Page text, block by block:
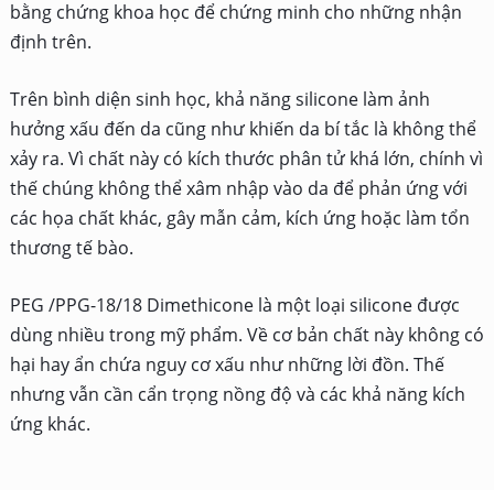
bằng chứng khoa học để chứng minh cho những nhận
định trên.
Trên bình diện sinh học, khả năng silicone làm ảnh
hưởng xấu đến da cũng như khiến da bí tắc là không thể
xảy ra. Vì chất này có kích thước phân tử khá lớn, chính vì
thế chúng không thể xâm nhập vào da để phản ứng với
các họa chất khác, gây mẫn cảm, kích ứng hoặc làm tổn
thương tế bào.
PEG /PPG-18/18 Dimethicone là một loại silicone được
dùng nhiều trong mỹ phẩm. Về cơ bản chất này không có
hại hay ẩn chứa nguy cơ xấu như những lời đồn. Thế
nhưng vẫn cần cẩn trọng nồng độ và các khả năng kích
ứng khác.